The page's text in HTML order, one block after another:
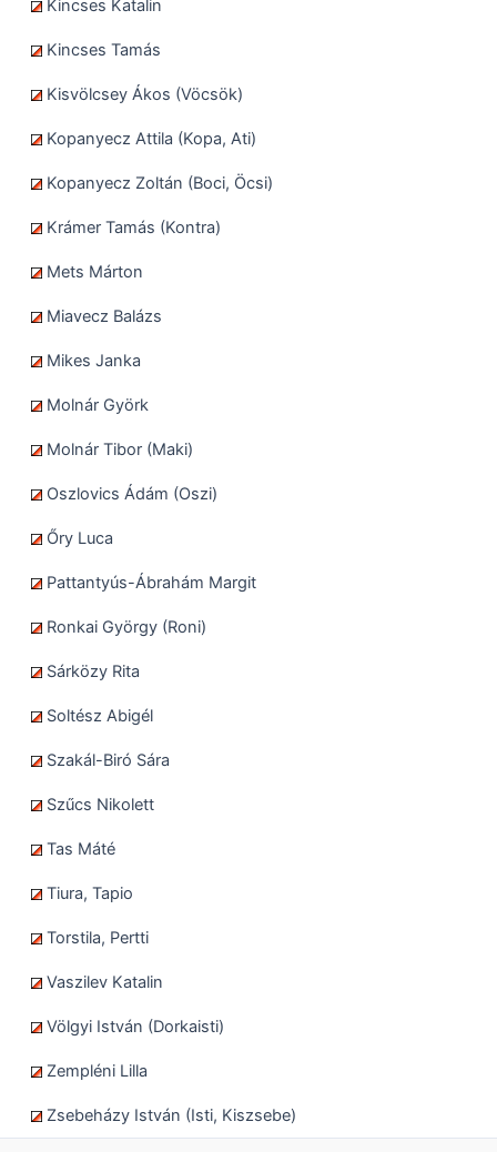
Kincses Katalin
Kincses Tamás
Kisvölcsey Ákos (Vöcsök)
Kopanyecz Attila (Kopa, Ati)
Kopanyecz Zoltán (Boci, Öcsi)
Krámer Tamás (Kontra)
Mets Márton
Miavecz Balázs
Mikes Janka
Molnár Györk
Molnár Tibor (Maki)
Oszlovics Ádám (Oszi)
Őry Luca
Pattantyús-Ábrahám Margit
Ronkai György (Roni)
Sárközy Rita
Soltész Abigél
Szakál-Biró Sára
Szűcs Nikolett
Tas Máté
Tiura, Tapio
Torstila, Pertti
Vaszilev Katalin
Völgyi István (Dorkaisti)
Zempléni Lilla
Zsebeházy István (Isti, Kiszsebe)